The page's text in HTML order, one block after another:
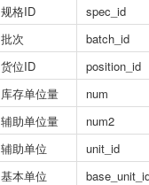
规格ID
spec_id
批次
batch_id
货位ID
position_id
库存单位量
num
辅助单位量
num2
辅助单位
unit_id
基本单位